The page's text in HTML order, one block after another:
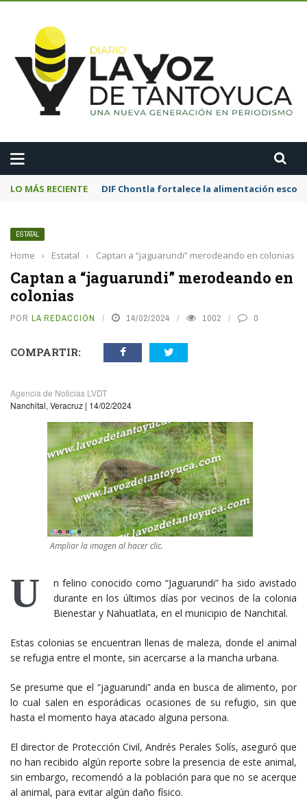
LO MÁS RECIENTE Motociclista resulta lesionado tras chocar
ESTATAL
Home › Estatal › Captan a “jaguarundi” merodeando en colonias
Captan a “jaguarundi” merodeando en
colonias
POR LA REDACCIÓN 14/02/2024 1002 0
COMPARTIR:
Agencia de Noticias LVDT
Nanchital, Veracruz | 14/02/2024
Ampliar la imagen al hacer clic.
U
n felino conocido como “Jaguarundi” ha sido avistado
durante en los últimos días por vecinos de la colonia
Bienestar y Nahuatlata, en el municipio de Nanchital.
Estas colonias se encuentran llenas de maleza, donde el animal
se refugia entre el monte, sin acercarse a la mancha urbana.
Se presume que el “jaguarundi” anda en busca de alimento, por
lo cual salen en esporádicas ocasiones de su refugio, sin que
hasta el momento haya atacado alguna persona.
El director de Protección Civil, Andrés Perales Solís, aseguró que
no han recibido algún reporte sobre la presencia de este animal,
sin embargo, recomendó a la población para que no se acerque
al animal, para evitar algún daño físico.